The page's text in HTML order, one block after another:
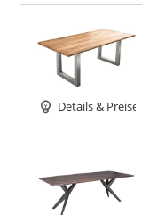
Details & Preise